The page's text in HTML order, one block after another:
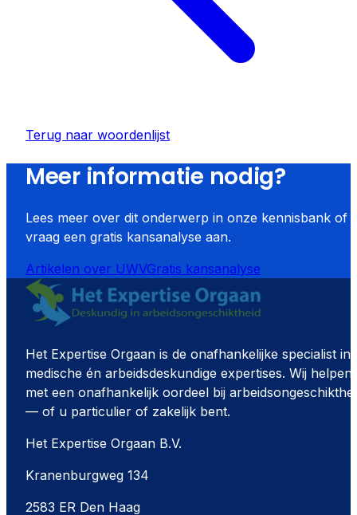
Terug naar woordenlijst
Meer informatie nodig?
Lees meer over dit onderwerp in onze kennisbank of
vraag een gratis kansanalyse aan.
Artikelen over UWVGratis kansanalyse
Het Expertise Orgaan is de onafhankelijke specialist in
medische én arbeidsdeskundige expertises. Wij helpen
met een onafhankelijk oordeel bij
— of u particulier of zakelijk bent.
Het Expertise Orgaan B.V.
Kranenburgweg 134
2583 ER Den Haag